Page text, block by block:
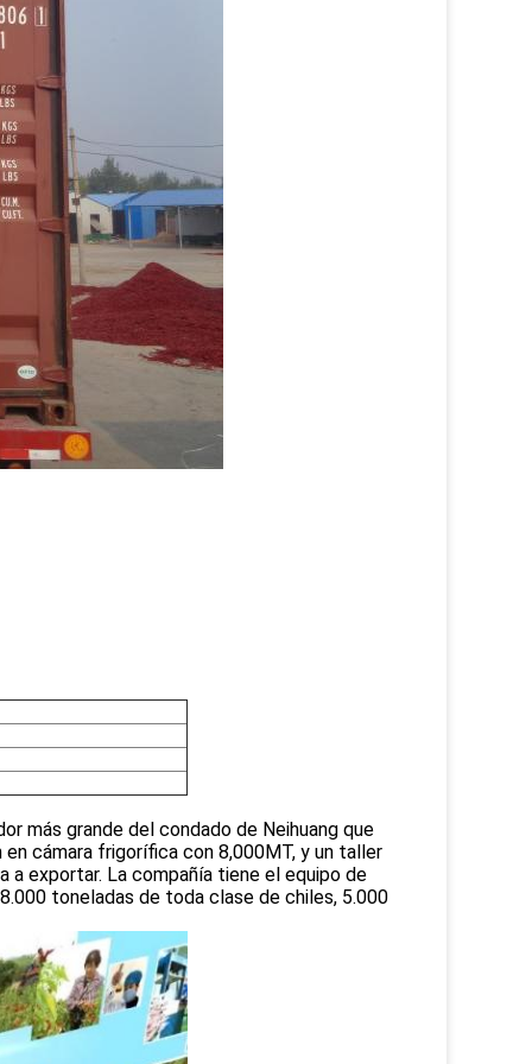
más grande del condado de Neihuang que
cámara frigorífica con 8,000MT, y un taller
a exportar. La compañía tiene el equipo de
toneladas de toda clase de chiles, 5.000